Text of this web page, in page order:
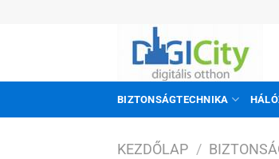
BIZTONSÁGTECHNIKA
KEZDŐLAP /